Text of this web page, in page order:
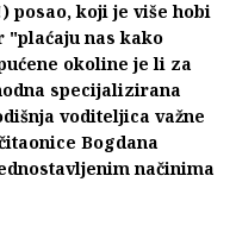
posao, koji je više hobi
nas kako
okoline je li za
specijalizirana
voditeljica važne
Bogdana
načinima